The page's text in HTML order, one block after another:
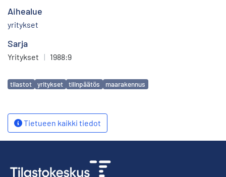
Aihealue
yritykset
Sarja
Yritykset | 1988:9
Avainsanat
tilastot yritykset tilinpäätös maarakennus
Tietueen kaikki tiedot